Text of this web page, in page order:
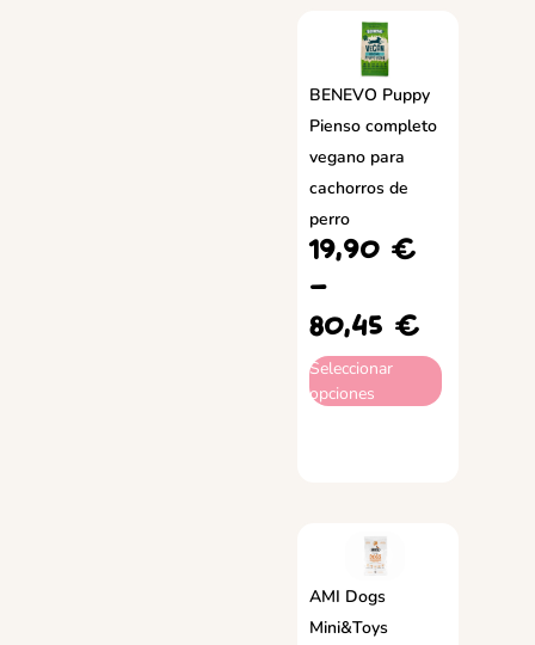
BENEVO Puppy
Pienso completo
vegano para
cachorros de
perro
19,90 €
-
80,45 €
Seleccionar
opciones
AMI Dogs
Mini&Toys